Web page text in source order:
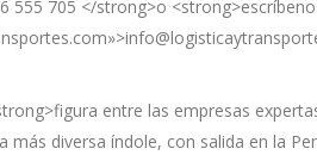
555 705 </strong>o
entre las empresas
más diversa índole, con salida en la